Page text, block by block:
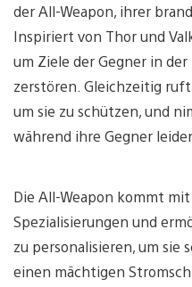
der All-Weapon, ihrer
Inspiriert von Thor und
um Ziele der Gegner in
zerstören. Gleichzeitig
um sie zu schützen, und
während ihre Gegner
Die All-Weapon kommt
Spezialisierungen und
zu personalisieren, um sie
einen mächtigen